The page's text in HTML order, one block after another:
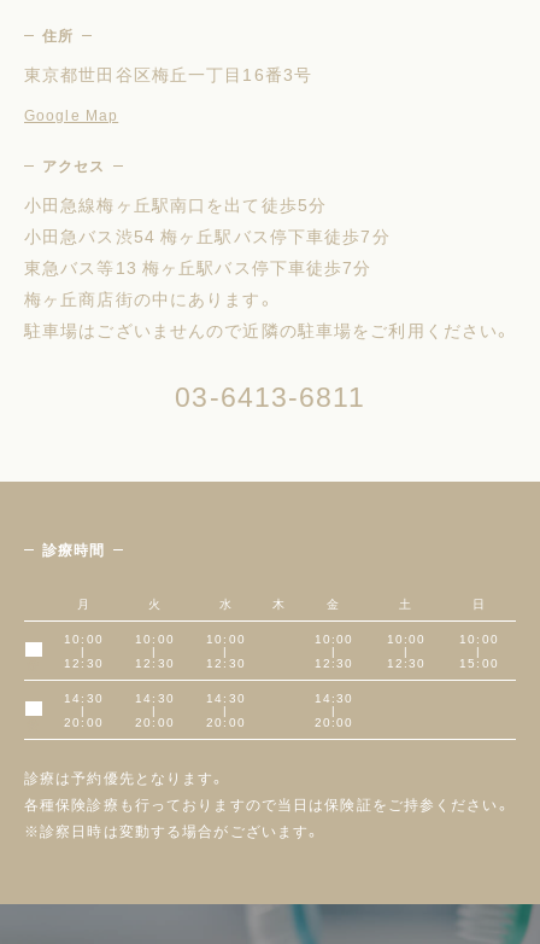
住所
東京都世田谷区梅丘一丁目16番3号
Google Map
アクセス
小田急線梅ヶ丘駅南口を出て徒歩5分
小田急バス渋54 梅ヶ丘駅バス停下車徒歩7分
東急バス等13 梅ヶ丘駅バス停下車徒歩7分
梅ヶ丘商店街の中にあります。
駐車場はございませんので近隣の駐車場をご利用ください。
03-6413-6811
診療時間
月 火 水 木 金 土 日
10:00
|
12:30
10:00
|
12:30
10:00
|
12:30
10:00
|
12:30
10:00
|
12:30
10:00
|
15:00
14:30
|
20:00
14:30
|
20:00
14:30
|
20:00
14:30
|
20:00
診療は予約優先となります。
各種保険診療も行っておりますので当日は保険証をご持参ください。
※診察日時は変動する場合がございます。